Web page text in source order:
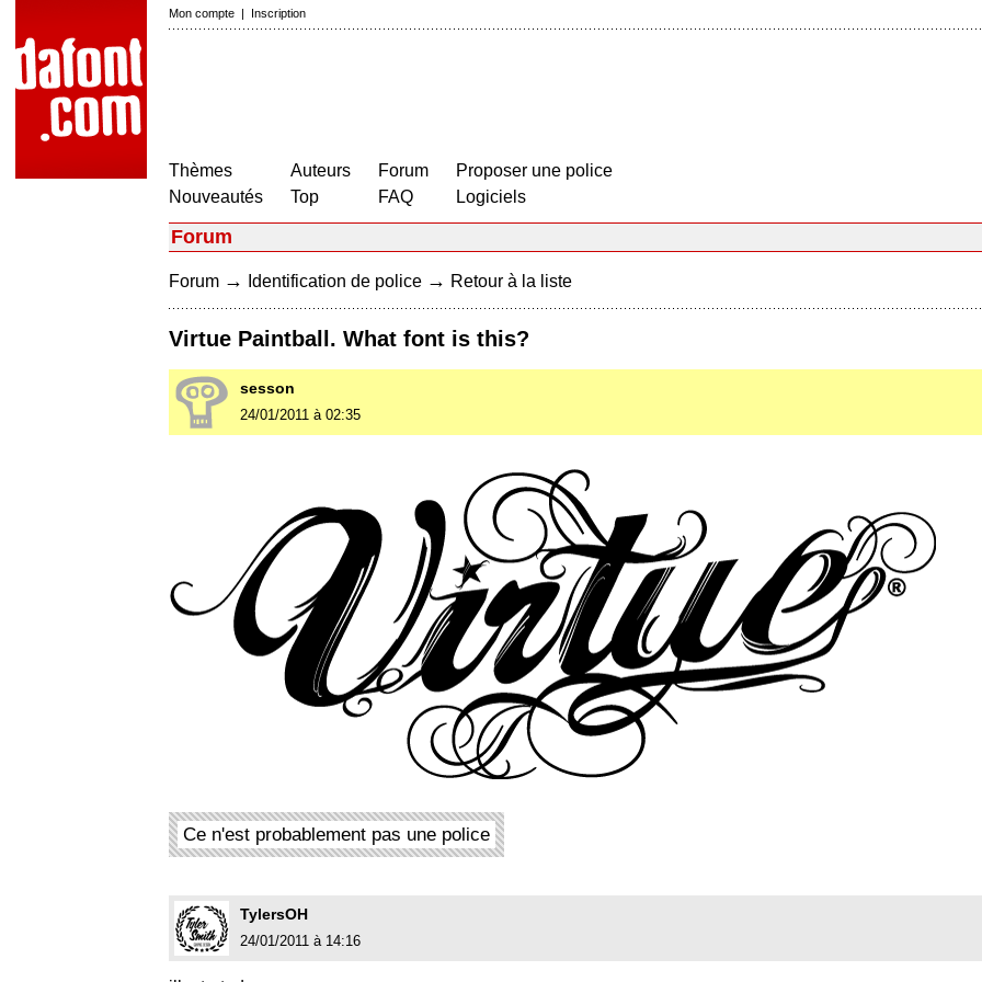
Mon compte | Inscription
Thèmes
Nouveautés
Auteurs
Top
Forum
FAQ
Proposer une police
Logiciels
Forum
Forum → Identification de police → Retour à la liste
Virtue Paintball. What font is this?
sesson
24/01/2011 à 02:35
Ce n'est probablement pas une police
TylersOH
24/01/2011 à 14:16